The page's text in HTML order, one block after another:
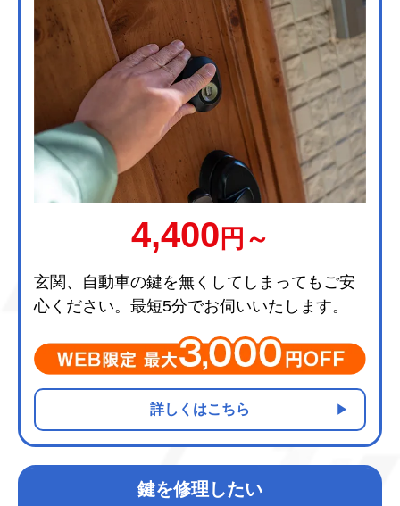
4,400 円～
玄関、自動車の鍵を無くしてしまってもご安
心ください。最短5分でお伺いいたします。
詳しくはこちら
鍵を修理したい